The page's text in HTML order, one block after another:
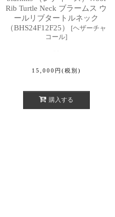
Rib Turtle Neck ブラームス ウ
ールリブタートルネック
（BHS24F12F25）
[ヘザーチャ
コール]
15,000 円 (税別)
購入する